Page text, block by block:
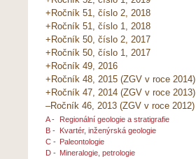
+Ročník 51, číslo 2, 2018
+Ročník 51, číslo 1, 2018
+Ročník 50, číslo 2, 2017
+Ročník 50, číslo 1, 2017
+Ročník 49, 2016
+Ročník 48, 2015 (ZGV v roce 2014)
+Ročník 47, 2014 (ZGV v roce 2013)
–Ročník 46, 2013 (ZGV v roce 2012)
A -
Regionální geologie a stratigrafie
B - Kvartér, inženýrská geologie
C - Paleontologie
D - Mineralogie, petrologie